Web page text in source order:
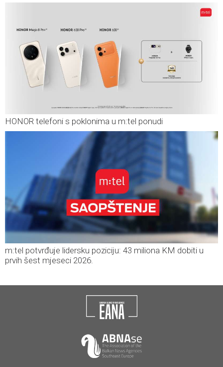
HONOR telefoni s poklonima u m:tel ponudi
m:tel potvrđuje lidersku poziciju: 43 miliona KM dobiti u
prvih šest mjeseci 2026.